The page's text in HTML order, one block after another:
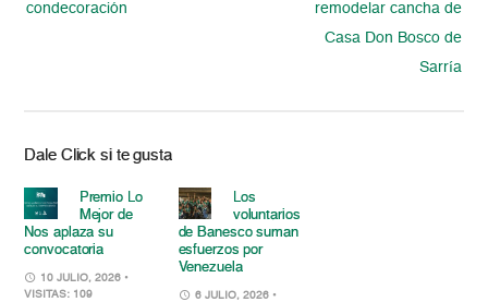
condecoración
remodelar cancha de
Casa Don Bosco de
Sarría
Dale Click si te gusta
Premio Lo
Mejor de
Nos aplaza su
convocatoria
10 JULIO, 2026 •
VISITAS: 109
Los
voluntarios
de Banesco suman
esfuerzos por
Venezuela
6 JULIO, 2026 •